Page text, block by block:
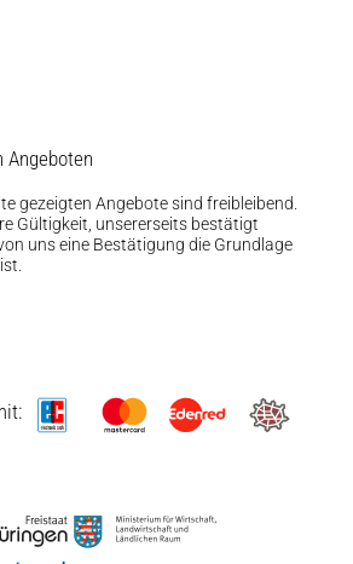
Angeboten
gezeigten Angebote sind freibleibend.
Gültigkeit, unsererseits bestätigt
uns eine Bestätigung die Grundlage